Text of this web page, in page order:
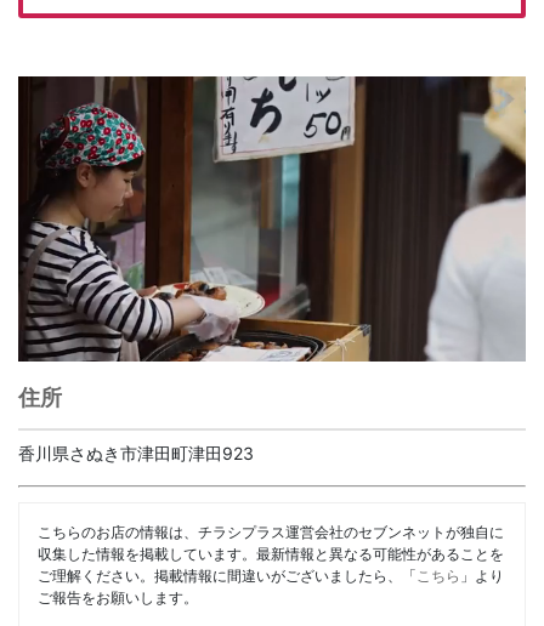
住所
香川県さぬき市津田町津田923
こちらのお店の情報は、チラシプラス運営会社のセブンネットが独自に
収集した情報を掲載しています。最新情報と異なる可能性があることを
ご理解ください。掲載情報に間違いがございましたら、「 こちら 」より
ご報告をお願いします。